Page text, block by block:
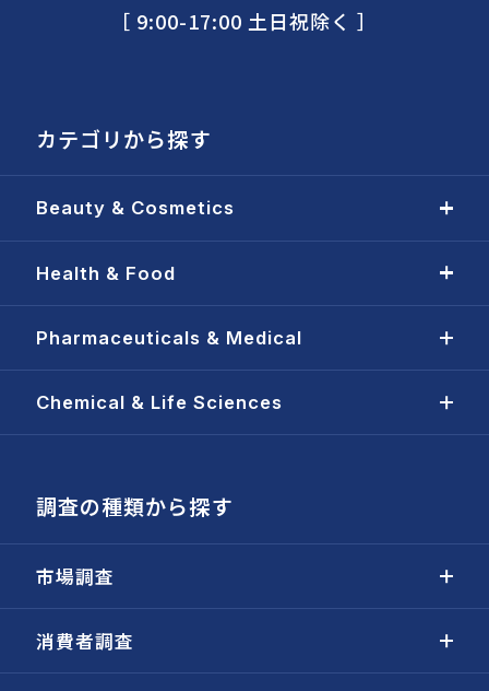
［ 9:00-17:00 土日祝除く ］
カテゴリから探す
Beauty & Cosmetics
Health & Food
Pharmaceuticals & Medical
Chemical & Life Sciences
調査の種類から探す
市場調査
消費者調査